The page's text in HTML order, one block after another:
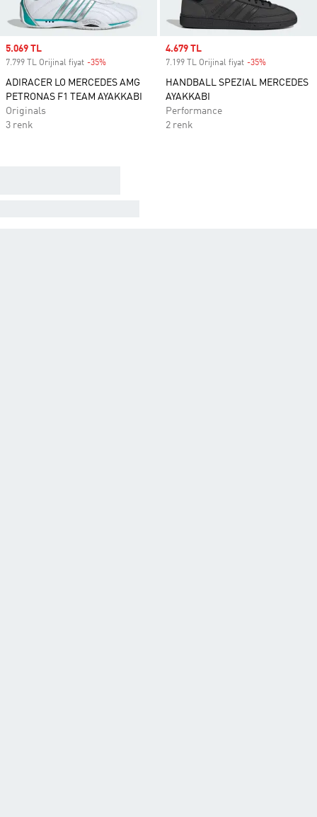
Sale price
5.069 TL
7.799 TL Orijinal fiyat -35%
ADIRACER LO MERCEDES AMG
PETRONAS F1 TEAM AYAKKABI
Originals
3 renk
Sale price
4.679 TL
7.199 TL Orijinal fiyat -35%
HANDBALL SPEZIAL MERCEDES
AYAKKABI
Performance
2 renk